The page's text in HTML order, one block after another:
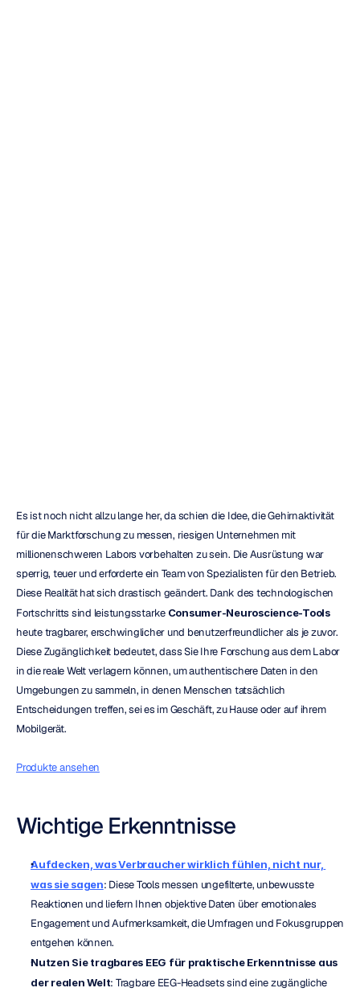
Es ist noch nicht allzu lange her, da schien die Idee, die Gehirnaktivität
für die Marktforschung zu messen, riesigen Unternehmen mit
millionenschweren Labors vorbehalten zu sein. Die Ausrüstung war
sperrig, teuer und erforderte ein Team von Spezialisten für den Betrieb.
Diese Realität hat sich drastisch geändert. Dank des technologischen
Fortschritts sind leistungsstarke Consumer-Neuroscience-Tools
heute tragbarer, erschwinglicher und benutzerfreundlicher als je zuvor.
Diese Zugänglichkeit bedeutet, dass Sie Ihre Forschung aus dem Labor
in die reale Welt verlagern können, um authentischere Daten in den
Umgebungen zu sammeln, in denen Menschen tatsächlich
Entscheidungen treffen, sei es im Geschäft, zu Hause oder auf ihrem
Mobilgerät.
Produkte ansehen
Wichtige Erkenntnisse
Aufdecken, was Verbraucher wirklich fühlen, nicht nur,
was sie sagen: Diese Tools messen ungefilterte, unbewusste
Reaktionen und liefern Ihnen objektive Daten über emotionales
Engagement und Aufmerksamkeit, die Umfragen und Fokusgruppen
entgehen können.
Nutzen Sie tragbares EEG für praktische Erkenntnisse aus
der realen Welt: Tragbare EEG-Headsets sind eine zugängliche